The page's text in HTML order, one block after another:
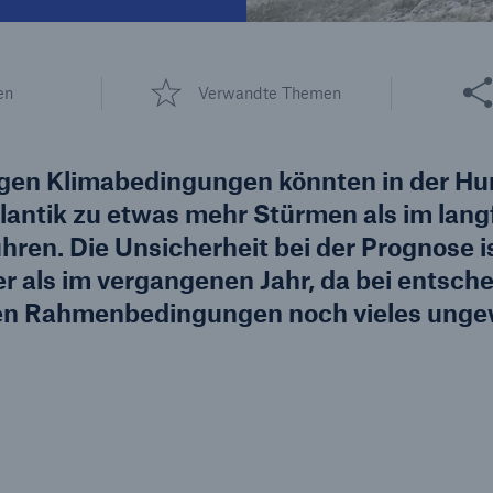
Verwandte Themen
Klimabedingungen könnten in der
zu etwas mehr Stürmen als im
Die Unsicherheit bei der Prognose
als im vergangenen Jahr, da bei
Rahmenbedingungen noch vieles
reduziert die
Versicherung bis zu
%
600